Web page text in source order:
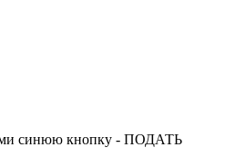
синюю кнопку - ПОДАТЬ